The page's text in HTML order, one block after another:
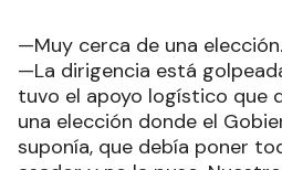
—Muy cerca de una elección.
—La dirigencia está
tuvo el apoyo logístico que
una elección donde el
suponía, que debía poner